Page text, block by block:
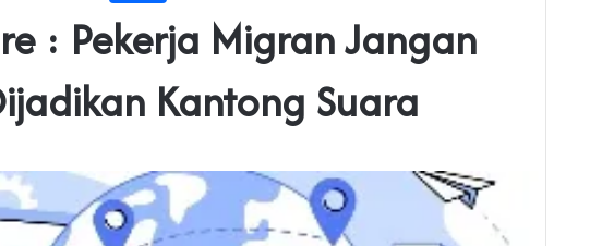
: Pekerja Migran Jangan
Kantong Suara